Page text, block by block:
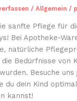
/Allgemein /
sanfte Pflege für
Bei Apotheke-
natürliche
Bedürfnisse von
Besuche uns
du dein Kind optimal
kannst!